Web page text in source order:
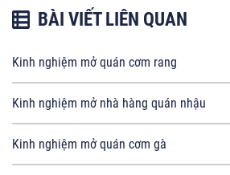
BÀI VIẾT LIÊN QUAN
Kinh nghiệm mở quán cơm rang
Kinh nghiệm mở nhà hàng quán nhậu
Kinh nghiệm mở quán cơm gà